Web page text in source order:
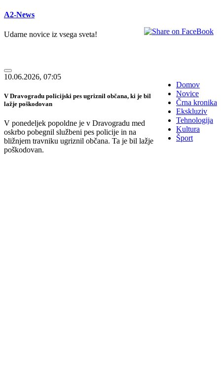
A2-News
Udarne novice iz vsega sveta!
Domov
Novice
Črna kronika
Ekskluziv
Tehnologija
Kultura
Šport
10.06.2026, 07:05
V Dravogradu policijski pes ugriznil občana, ki je bil
lažje poškodovan
V ponedeljek popoldne je v Dravogradu med
oskrbo pobegnil službeni pes policije in na
bližnjem travniku ugriznil občana. Ta je bil lažje
poškodovan.